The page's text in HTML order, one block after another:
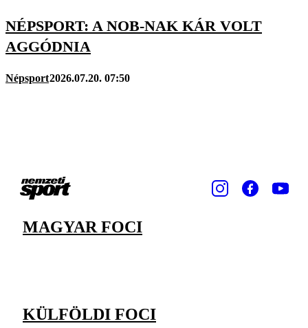
NÉPSPORT: A NOB-NAK KÁR VOLT
AGGÓDNIA
Népsport2026.07.20. 07:50
MAGYAR FOCI
KÜLFÖLDI FOCI